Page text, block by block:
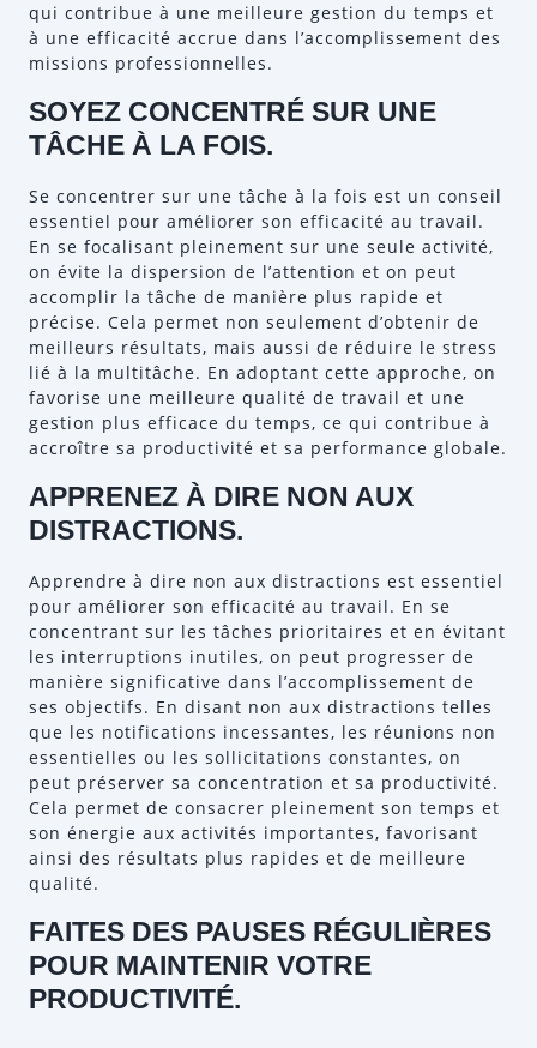
qui contribue à une meilleure gestion du temps et
à une efficacité accrue dans l’accomplissement des
missions professionnelles.
SOYEZ CONCENTRÉ SUR UNE
TÂCHE À LA FOIS.
Se concentrer sur une tâche à la fois est un conseil
essentiel pour améliorer son efficacité au travail.
En se focalisant pleinement sur une seule activité,
on évite la dispersion de l’attention et on peut
accomplir la tâche de manière plus rapide et
précise. Cela permet non seulement d’obtenir de
meilleurs résultats, mais aussi de réduire le stress
lié à la multitâche. En adoptant cette approche, on
favorise une meilleure qualité de travail et une
gestion plus efficace du temps, ce qui contribue à
accroître sa productivité et sa performance globale.
APPRENEZ À DIRE NON AUX
DISTRACTIONS.
Apprendre à dire non aux distractions est essentiel
pour améliorer son efficacité au travail. En se
concentrant sur les tâches prioritaires et en évitant
les interruptions inutiles, on peut progresser de
manière significative dans l’accomplissement de
ses objectifs. En disant non aux distractions telles
que les notifications incessantes, les réunions non
essentielles ou les sollicitations constantes, on
peut préserver sa concentration et sa productivité.
Cela permet de consacrer pleinement son temps et
son énergie aux activités importantes, favorisant
ainsi des résultats plus rapides et de meilleure
qualité.
FAITES DES PAUSES RÉGULIÈRES
POUR MAINTENIR VOTRE
PRODUCTIVITÉ.